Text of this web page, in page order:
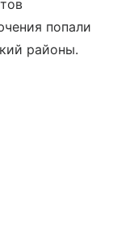
попали
районы.